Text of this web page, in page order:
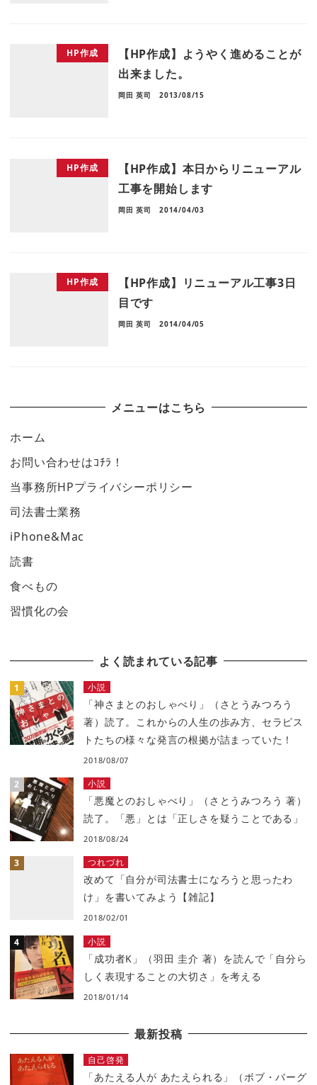
HP作成
【HP作成】ようやく進めることが
出来ました。
岡田 英司 2013/08/15
HP作成
【HP作成】本日からリニューアル
工事を開始します
岡田 英司 2014/04/03
HP作成
【HP作成】リニューアル工事3日
目です
岡田 英司 2014/04/05
メニューはこちら
ホーム
お問い合わせはｺﾁﾗ！
当事務所HPプライバシーポリシー
司法書士業務
iPhone&Mac
読書
食べもの
習慣化の会
よく読まれている記事
小説
「神さまとのおしゃべり」（さとうみつろう
著）読了。これからの人生の歩み方、セラピス
トたちの様々な発言の根拠が詰まっていた！
2018/08/07
小説
「悪魔とのおしゃべり」（さとうみつろう 著）
読了。「悪」とは「正しさを疑うことである」
2018/08/24
つれづれ
改めて「自分が司法書士になろうと思ったわ
け」を書いてみよう【雑記】
2018/02/01
小説
「成功者K」（羽田 圭介 著）を読んで「自分ら
しく表現することの大切さ」を考える
2018/01/14
最新投稿
自己啓発
「あたえる人が あたえられる」（ボブ・バーグ